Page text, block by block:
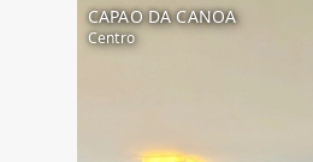
CAPAO DA CANOA
Centro